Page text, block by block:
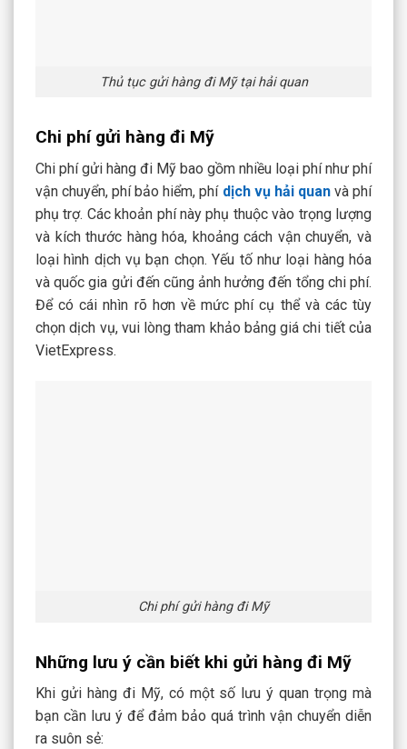
Thủ tục gửi hàng đi Mỹ tại hải quan
Chi phí gửi hàng đi Mỹ
Chi phí gửi hàng đi Mỹ bao gồm nhiều loại phí như phí
vận chuyển, phí bảo hiểm, phí dịch vụ hải quanvà phí
phụ trợ. Các khoản phí này phụ thuộc vào trọng lượng
và kích thước hàng hóa, khoảng cách vận chuyển, và
loại hình dịch vụ bạn chọn. Yếu tố như loại hàng hóa
và quốc gia gửi đến cũng ảnh hưởng đến tổng chi phí.
Để có cái nhìn rõ hơn về mức phí cụ thể và các tùy
chọn dịch vụ, vui lòng tham khảo bảng giá chi tiết của
VietExpress.
Chi phí gửi hàng đi Mỹ
Những lưu ý cần biết khi gửi hàng đi Mỹ
Khi gửi hàng đi Mỹ, có một số lưu ý quan trọng mà
bạn cần lưu ý để đảm bảo quá trình vận chuyển diễn
ra suôn sẻ: